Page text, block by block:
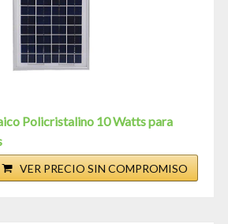
Policristalino 10 Watts para
VER PRECIO SIN COMPROMISO